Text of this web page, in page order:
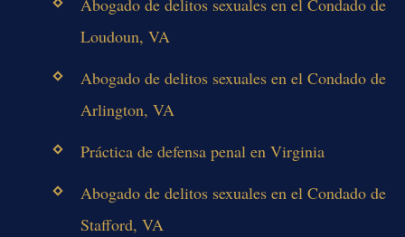
Loudoun, VA
Abogado de delitos sexuales en el Condado de
Arlington, VA
Práctica de defensa penal en Virginia
Abogado de delitos sexuales en el Condado de
Stafford, VA